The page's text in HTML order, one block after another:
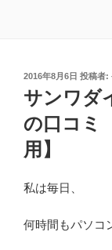
投
稿
日:
2016年8月6日 投稿者:
サンワダ
の口コミ
用】
私は毎日、
何時間もパソコ